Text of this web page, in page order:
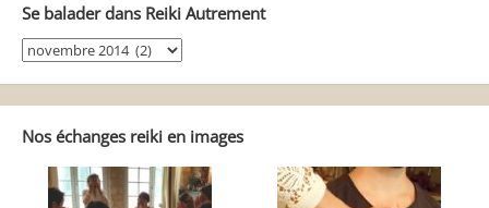
Se balader dans Reiki Autrement
Se
balader
dans
Reiki
Autrement
Nos échanges reiki en images